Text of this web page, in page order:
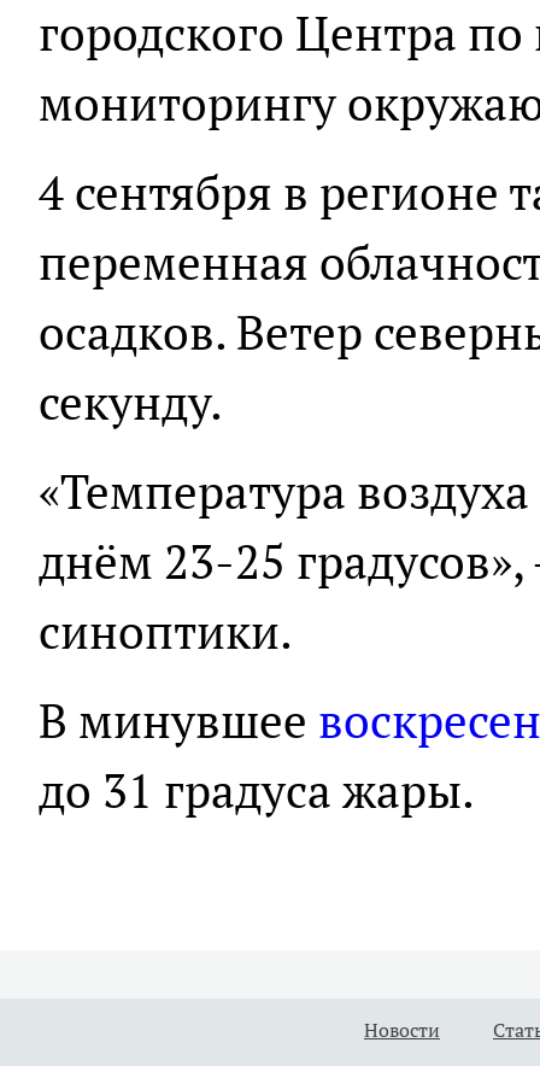
городского Центра
мониторингу
4 сентября в регионе
переменная
осадков. Ветер
секунду.
«Температура
днём 23-25
синоптики.
В минувшее
до 31 градуса жары.
Новости